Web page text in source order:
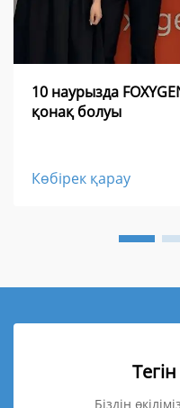
10 наурызда
қонақ болуы
Көбірек қарау
Біздің